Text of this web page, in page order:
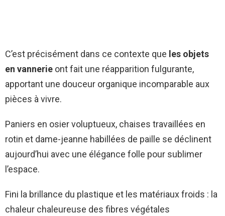
C’est précisément dans ce contexte que les objets
en vannerie ont fait une réapparition fulgurante,
apportant une douceur organique incomparable aux
pièces à vivre.
Paniers en osier voluptueux, chaises travaillées en
rotin et dame-jeanne habillées de paille se déclinent
aujourd’hui avec une élégance folle pour sublimer
l’espace.
Fini la brillance du plastique et les matériaux froids : la
chaleur chaleureuse des fibres végétales